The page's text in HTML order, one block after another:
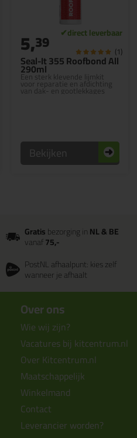
Seal-It 355 Roofbond All
290ml
Een sterk klevende lijmkit
voor reparatie en afdichting
van dak- en gootlekkages
5,39 (1)
Bekijken
Gratisbezorging inNL & BE
vanaf75,-
PostNL afhaalpunt: kies zelf
wanneer je afhaalt
Over ons
Wie wij zijn?
Vacatures bij kitcentrum.nl
Over Kitcentrum.nl
Maatschappelijk
Winkelmand
Contact
Leverancier worden?